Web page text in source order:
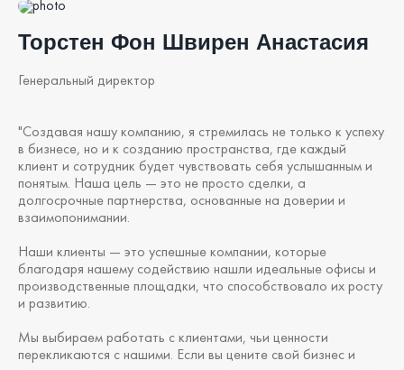
Торстен Фон Швирен Анастасия
Генеральный директор
"Создавая нашу компанию, я стремилась не только к успеху
в бизнесе, но и к созданию пространства, где каждый
клиент и сотрудник будет чувствовать себя услышанным и
понятым. Наша цель — это не просто сделки, а
долгосрочные партнерства, основанные на доверии и
взаимопонимании.
Наши клиенты — это успешные компании, которые
благодаря нашему содействию нашли идеальные офисы и
производственные площадки, что способствовало их росту
и развитию.
Мы выбираем работать с клиентами, чьи ценности
перекликаются с нашими. Если вы цените свой бизнес и